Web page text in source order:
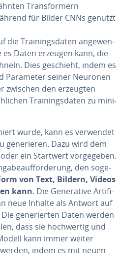
Trans­for­mern
für Bilder CNNs genutzt
die Trai­nings­da­ten an­ge­wen­
Daten erzeugen kann, die
Dies geschieht, indem es
Parameter seiner Neuronen
zwischen den erzeugten
Trai­nings­da­ten zu mi­ni­
wurde, kann es verwendet
ge­ne­rie­ren. Dazu wird dem
ein Startwert vor­ge­ge­ben.
den so­ge­
von Text, Bildern, Videos
kann. Die Ge­ne­ra­ti­ve Ar­ti­fi­
neue Inhalte als Antwort auf
ge­ne­rier­ten Daten werden
dass sie hoch­wer­tig und
kann immer weiter
indem es mit neuen